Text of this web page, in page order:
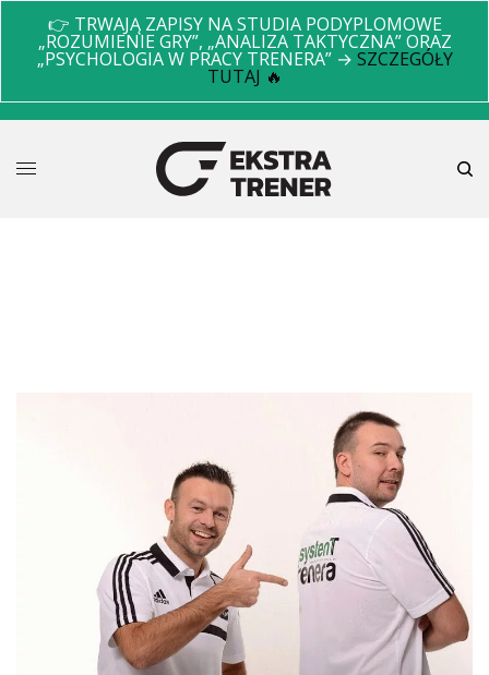
👉 TRWAJĄ ZAPISY NA STUDIA PODYPLOMOWE
„ROZUMIENIE GRY”, „ANALIZA TAKTYCZNA” ORAZ
„PSYCHOLOGIA W PRACY TRENERA” → SZCZEGÓŁY
TUTAJ 🔥